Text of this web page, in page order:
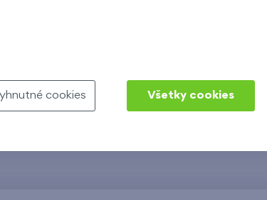
najnáročnejších.
cookies Všetky cookies